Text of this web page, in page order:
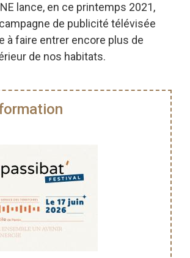
lance, en ce printemps 2021,
de publicité télévisée
à faire entrer encore plus de
de nos habitats.